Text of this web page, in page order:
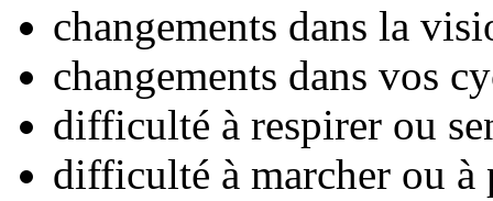
changements dans la
changements dans vos
difficulté à respirer ou
difficulté à marcher ou à